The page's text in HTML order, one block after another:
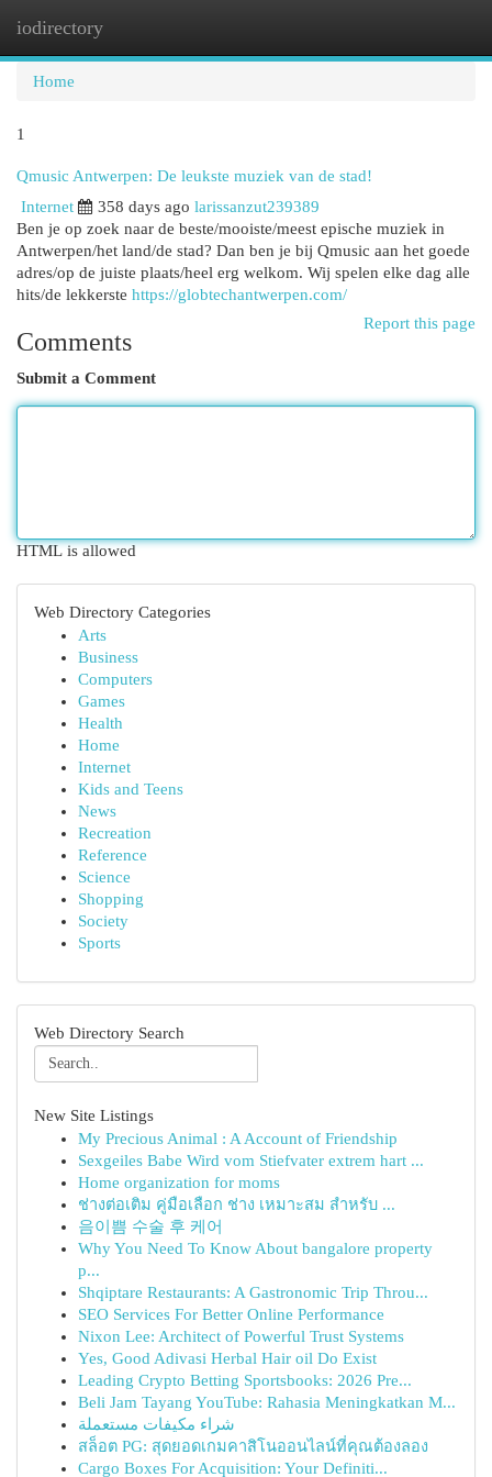
iodirectory
Home
1
Qmusic Antwerpen: De leukste muziek van de stad!
Internet
358 days ago larissanzut239389
Ben je op zoek naar de beste/mooiste/meest epische muziek in
Antwerpen/het land/de stad? Dan ben je bij Qmusic aan het goede
adres/op de juiste plaats/heel erg welkom. Wij spelen elke dag alle
hits/de lekkerste https://globtechantwerpen.com/
Report this page
Comments
Submit a Comment
HTML is allowed
Web Directory Categories
Arts
Business
Computers
Games
Health
Home
Internet
Kids and Teens
News
Recreation
Reference
Science
Shopping
Society
Sports
Web Directory Search
New Site Listings
My Precious Animal : A Account of Friendship
Sexgeiles Babe Wird vom Stiefvater extrem hart ...
Home organization for moms
ช่างต่อเติม คู่มือเลือก ช่าง เหมาะสม สำหรับ ...
음이쁨 수술 후 케어
Why You Need To Know About bangalore property
p...
Shqiptare Restaurants: A Gastronomic Trip Throu...
SEO Services For Better Online Performance
Nixon Lee: Architect of Powerful Trust Systems
Yes, Good Adivasi Herbal Hair oil Do Exist
Leading Crypto Betting Sportsbooks: 2026 Pre...
Beli Jam Tayang YouTube: Rahasia Meningkatkan M...
شراء مكيفات مستعملة
สล็อต PG: สุดยอดเกมคาสิโนออนไลน์ที่คุณต้องลอง
Cargo Boxes For Acquisition: Your Definiti...